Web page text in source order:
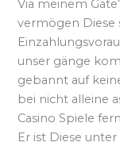
Via meinem
vermögen Diese
unser gänge
gebannt auf
bei nicht alleine
Casino Spiele
Er ist Diese